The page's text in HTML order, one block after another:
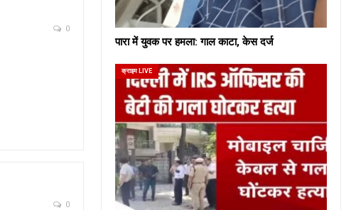
0
0
पारा में युवक पर हमला: गाल काटा, केस दर्ज
क्राइम LIVE